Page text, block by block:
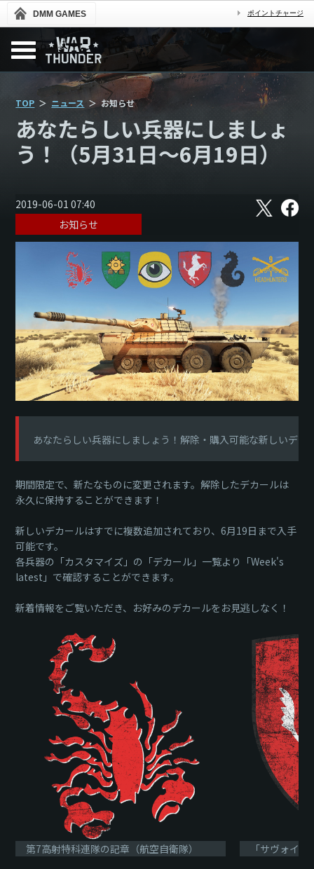
DMM GAMES ポイントチャージ
TOP ニュース お知らせ
あなたらしい兵器にしましょ
う！（5月31日～6月19日）
2019-06-01 07:40 X フ
ェ
ス
ッ
ク
お知らせ
あなたらしい兵器にしましょう！解除・購入可能な新しいデカ
期間限定で、新たなものに変更されます。解除したデカールは
永久に保持することができます！
新しいデカールはすでに複数追加されており、6月19日まで入手
可能です。
各兵器の「カスタマイズ」の「デカール」一覧より「Week's
latest」で確認することができます。
新着情報をご覧いただき、お好みのデカールをお見逃しなく！
第7高射特科連隊の記章（航空自衛隊） 「サヴォイ